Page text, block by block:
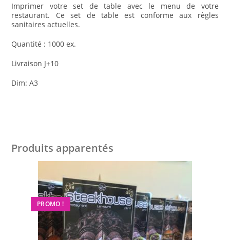
Imprimer votre set de table avec le menu de votre
restaurant. Ce set de table est conforme aux règles
sanitaires actuelles.
Quantité : 1000 ex.
Livraison J+10
Dim: A3
Produits apparentés
PROMO !